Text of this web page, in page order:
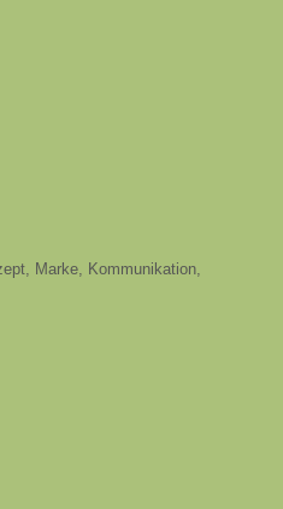
Marke, Kommunikation,